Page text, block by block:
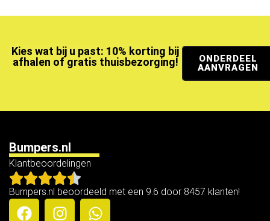
Kies wat bij u past: 10% korting bij
afhalen of gratis thuisbezorging!
ONDERDEEL
AANVRAGEN
Bumpers.nl
Klantbeoordelingen
Bumpers.nl beoordeeld met een 9.6 door 8457 klanten!